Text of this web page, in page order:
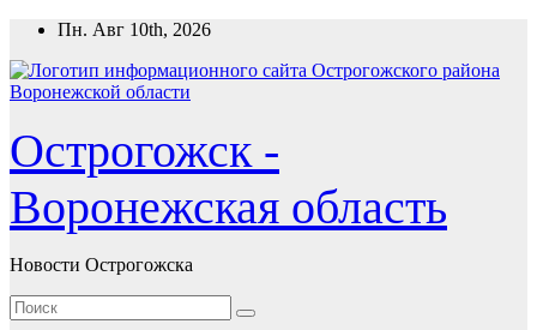
Перейти
содержимому
Пн. Авг 10th, 2026
Острогожск -
Воронежская область
Новости Острогожска